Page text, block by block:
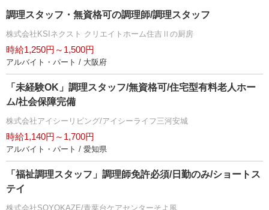
調理スタッフ・無資格可の調理師/調理スタッフ
株式会社KSIネクスト クリエイトホーム住吉Ⅱの厨房
時給1,250円～1,500円
アルバイト・パート / 大阪府
「未経験OK」調理スタッフ/無資格可/住宅型有料老人ホー
ム/社会保障完備
株式会社アイシーリビング/アイシーライフ三河安城
時給1,140円～1,700円
アルバイト・パート / 愛知県
「福祉調理スタッフ」調理師免許必須/日勤のみ/ショートス
テイ
株式会社SOYOKAZE/青葉台ケアセンターそよ風